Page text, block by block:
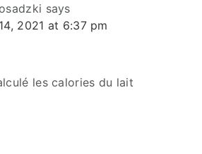
says
2021 at 6:37 pm
les calories du lait